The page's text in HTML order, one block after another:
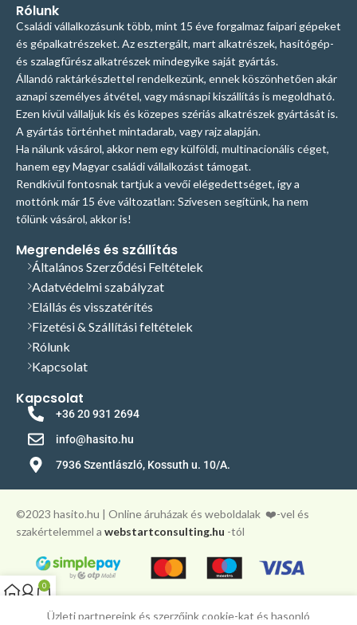
Rólunk
Családi vállalkozásunk több, mint 15 éve forgalmaz faipari gépeket
és gépalkatrészeket. Az esztergált, mart alkatrészek, hasítógép-
és szalagfűrész alkatrészek mindegyike saját gyártás.
Állandó raktárkészlettel rendelkezünk, ennek köszönhetően akár
aznapi személyes átvétel, vagy másnapi kiszállítás is megoldható.
Ezen kívül vállaljuk kis és közepes szériás alkatrészek gyártását is.
A gyártás történhet mintadarab, vagy rajz alapján.
Ha nálunk vásárol, akkor nem egy külföldi, multinacionális céget,
hanem egy Magyar családi vállalkozást támogat.
Rendkívül fontosnak tartjuk a vevői elégedettséget, így a
mottónk már 15 éve változatlan: Szívesen segítünk, ha nem
tőlünk vásárol, akkor is!
Megrendelés és szállítás
Általános Szerződési Feltételek
Adatvédelmi szabályzat
Elállás és visszatérítés
Fizetési & Szállítási feltételek
Rólunk
Kapcsolat
Kapcsolat
+36 20 931 2694
info@hasito.hu
7936 Szentlászló, Kossuth u. 10/A.
©️2023 hasito.hu | Online áruházak és weboldalak ❤️-vel és
szakértelemmel a webstartconsulting.hu -tól
Üzleti partnereink és szerzőink cookie-kat és hasonló
0